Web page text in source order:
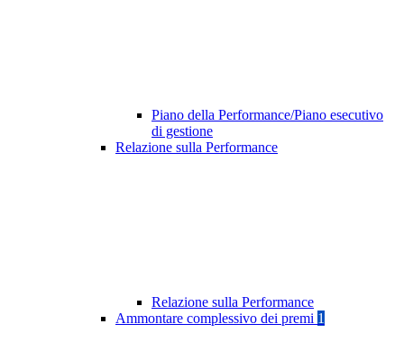
Piano della Performance/Piano esecutivo
di gestione
Relazione sulla Performance
Relazione sulla Performance
Ammontare complessivo dei premi 1